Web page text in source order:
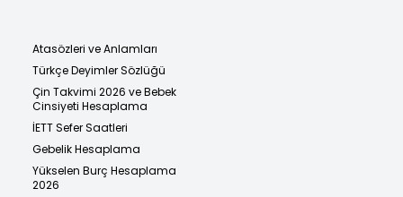
Atasözleri ve Anlamları
Türkçe Deyimler Sözlüğü
Çin Takvimi 2026 ve Bebek
Cinsiyeti Hesaplama
İETT Sefer Saatleri
Gebelik Hesaplama
Yükselen Burç Hesaplama
2026